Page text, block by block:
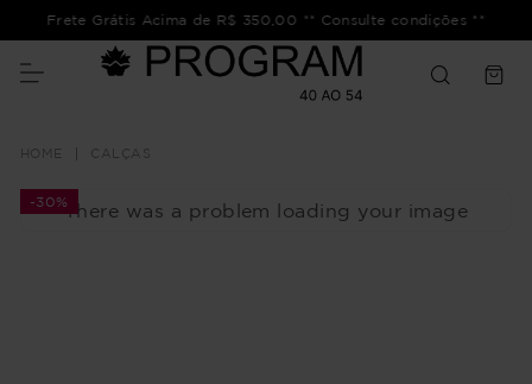
Frete Grátis Acima de R$ 350,00 ** Consulte condições **
CALÇAS
There was a problem loading your image
-30%